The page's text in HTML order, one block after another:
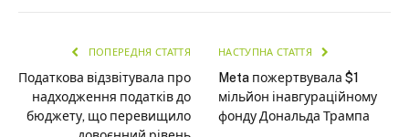
ПОПЕРЕДНЯ СТАТТЯ
Податкова відзвітувала про
надходження податків до
бюджету, що перевищило
НАСТУПНА СТАТТЯ
Meta пожертвувала $1
мільйон інавгураційному
фонду Дональда Трампа